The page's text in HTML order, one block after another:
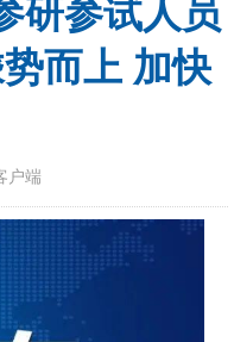
研参试人员
而上 加快
户端